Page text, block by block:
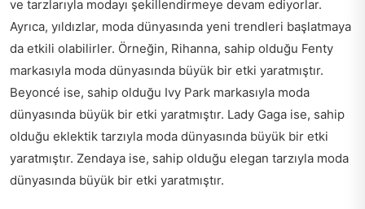
ve tarzlarıyla modayı şekillendirmeye devam ediyorlar.
Ayrıca, yıldızlar, moda dünyasında yeni trendleri başlatmaya
da etkili olabilirler. Örneğin, Rihanna, sahip olduğu Fenty
markasıyla moda dünyasında büyük bir etki yaratmıştır.
Beyoncé ise, sahip olduğu Ivy Park markasıyla moda
dünyasında büyük bir etki yaratmıştır. Lady Gaga ise, sahip
olduğu eklektik tarzıyla moda dünyasında büyük bir etki
yaratmıştır. Zendaya ise, sahip olduğu elegan tarzıyla moda
dünyasında büyük bir etki yaratmıştır.